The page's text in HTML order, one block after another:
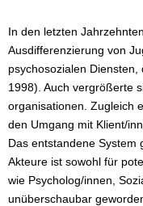
In den letzten
Ausdifferenzierung von
psychosozialen
1998). Auch vergrößerte
organisationen. Zugleich
den Umgang mit Klient/
Das entstandene System
Akteure ist sowohl für
wie Psycholog/innen,
unüberschaubar